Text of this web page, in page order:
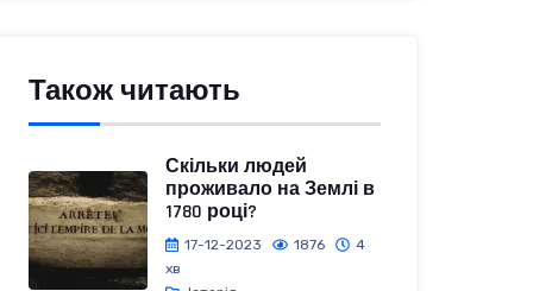
Також читають
Скільки людей
проживало на Землі в
1780 році?
17-12-2023 1876
4
хв